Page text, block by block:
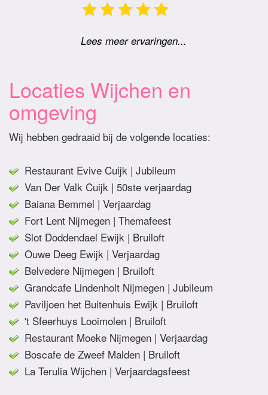
Lees meer ervaringen...
Locaties Wijchen en
omgeving
Wij hebben gedraaid bij de volgende locaties:
Restaurant Evive Cuijk | Jubileum
Van Der Valk Cuijk | 50ste verjaardag
Baiana Bemmel | Verjaardag
Fort Lent Nijmegen | Themafeest
Slot Doddendael Ewijk | Bruiloft
Ouwe Deeg Ewijk | Verjaardag
Belvedere Nijmegen | Bruiloft
Grandcafe Lindenholt Nijmegen | Jubileum
Paviljoen het Buitenhuis Ewijk | Bruiloft
't Sfeerhuys Looimolen | Bruiloft
Restaurant Moeke Nijmegen | Verjaardag
Boscafe de Zweef Malden | Bruiloft
La Terulia Wijchen | Verjaardagsfeest